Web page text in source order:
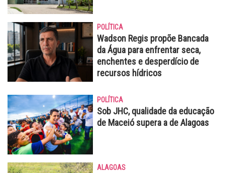
POLÍTICA
Wadson Regis propõe Bancada
da Água para enfrentar seca,
enchentes e desperdício de
recursos hídricos
POLÍTICA
Sob JHC, qualidade da educação
de Maceió supera a de Alagoas
ALAGOAS